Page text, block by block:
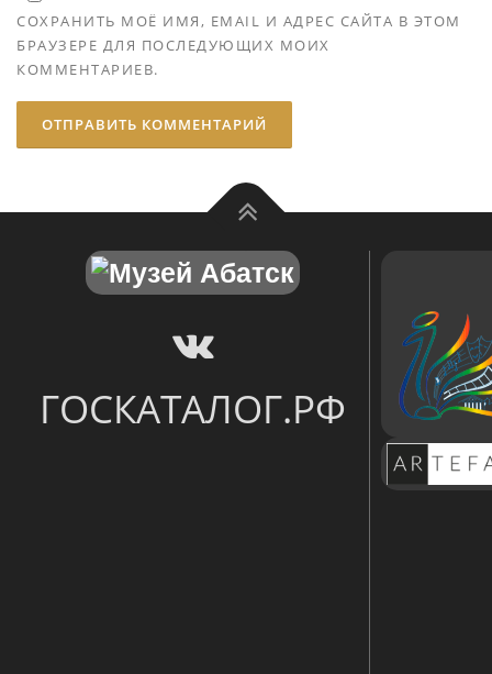
СОХРАНИТЬ МОЁ ИМЯ, EMAIL И АДРЕС САЙТА В ЭТОМ
БРАУЗЕРЕ ДЛЯ ПОСЛЕДУЮЩИХ МОИХ
КОММЕНТАРИЕВ.
ГОСКАТАЛОГ.РФ